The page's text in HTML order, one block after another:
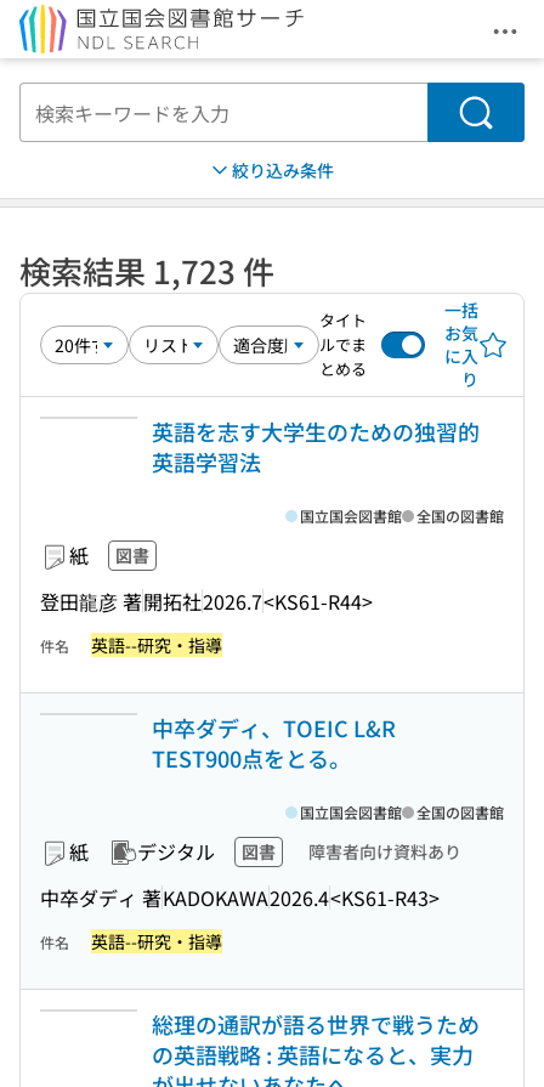
メ
検索
絞り込み条件
検索結果 1,723 件
タイト
ルでま
とめる
一括
お気
に入
り
英語を志す大学生のための独習的
英語学習法
紙 図書
登田龍彦 著開拓社2026.7<KS61-R44>
国立国会図書館 全国の図書館
件名 英語--研究・指導
中卒ダディ、TOEIC L&R
TEST900点をとる。
紙 デジタル 図書 障害者向け資料あり
中卒ダディ 著KADOKAWA2026.4<KS61-R43>
国立国会図書館 全国の図書館
件名 英語--研究・指導
総理の通訳が語る世界で戦うため
の英語戦略 : 英語になると、実力